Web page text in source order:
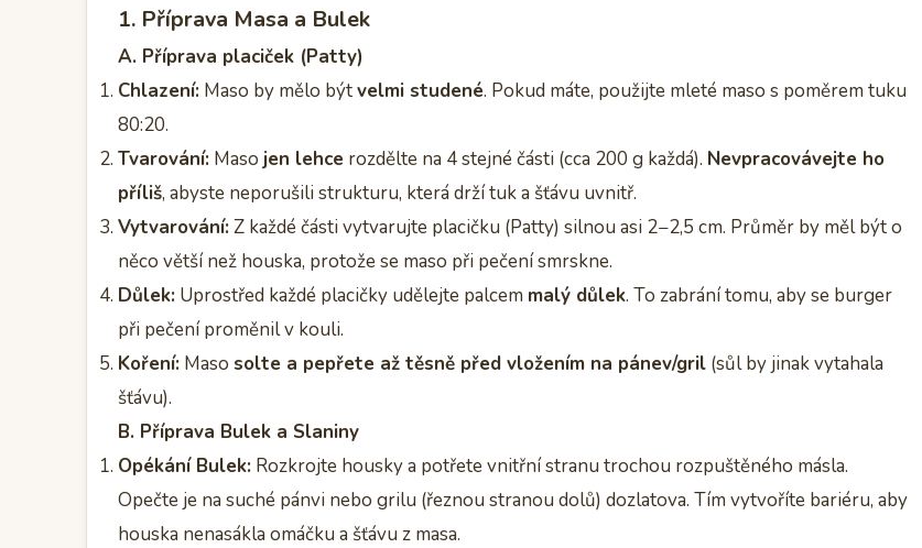
1. Příprava Masa a Bulek
A. Příprava placiček (Patty)
Chlazení: Maso by mělo býtvelmi studené. Pokud máte, použijte mleté maso s poměrem tuku
80:20.
Tvarování: Maso jen lehce rozdělte na 4 stejné části (cca 200 g každá). Nevpracovávejte ho
příliš, abyste neporušili strukturu, která drží tuk a šťávu uvnitř.
Vytvarování:Z každé části vytvarujte placičku (Patty) silnou asi 2−2,5 cm. Průměr by měl být o
něco větší než houska, protože se maso při pečení smrskne.
Důlek: Uprostřed každé placičky udělejte palcem malý důlek. To zabrání tomu, aby se burger
při pečení proměnil v kouli.
Koření: Maso solte a pepřete až těsně před vložením na pánev/gril (sůl by jinak vytahala
šťávu).
B. Příprava Bulek a Slaniny
Opékání Bulek: Rozkrojte housky a potřete vnitřní stranu trochou rozpuštěného másla.
Opečte je na suché pánvi nebo grilu (řeznou stranou dolů) dozlatova. Tím vytvoříte bariéru, aby
houska nenasákla omáčku a šťávu z masa.